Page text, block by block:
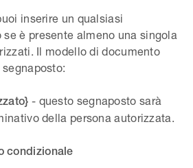
inserire un qualsiasi
è presente almeno una singola
Il modello di documento
- questo segnaposto sarà
della persona autorizzata.
condizionale